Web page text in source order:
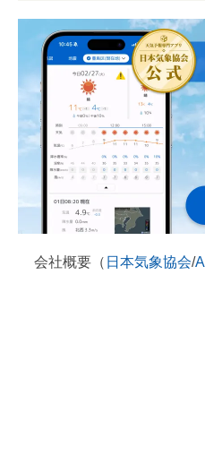
会社概要（ 日本気象協会/